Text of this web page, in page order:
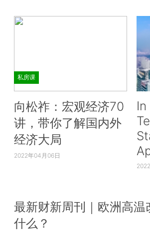
私房课
向松祚：宏观经济70
讲，带你了解国内外
经济大局
2022年04月06日
最新财新周刊｜欧洲高温
什么？